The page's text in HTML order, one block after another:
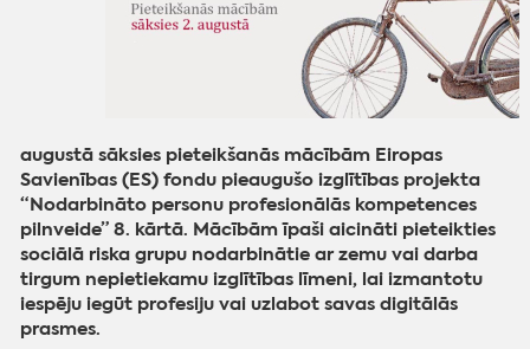
augustā sāksies pieteikšanās mācībām Eiropas
Savienības (ES) fondu pieaugušo izglītības projekta
“Nodarbināto personu profesionālās kompetences
pilnveide” 8. kārtā. Mācībām īpaši aicināti pieteikties
sociālā riska grupu nodarbinātie ar zemu vai darba
tirgum nepietiekamu izglītības līmeni, lai izmantotu
iespēju iegūt profesiju vai uzlabot savas digitālās
prasmes.